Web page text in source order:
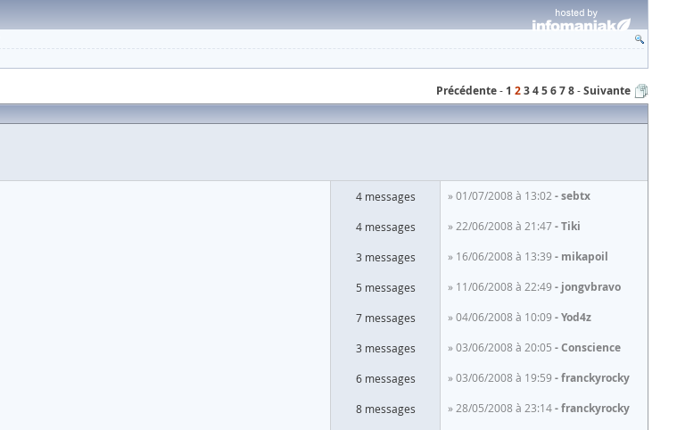
Précédente 1 2345678 Suivante
4 messages » 01/07/2008 à 13:02 sebtx
4 messages » 22/06/2008 à 21:47 Tiki
3 messages » 16/06/2008 à 13:39 mikapoil
5 messages » 11/06/2008 à 22:49 jongvbravo
7 messages » 04/06/2008 à 10:09 Yod4z
3 messages » 03/06/2008 à 20:05 Conscience
6 messages » 03/06/2008 à 19:59 franckyrocky
8 messages » 28/05/2008 à 23:14 franckyrocky